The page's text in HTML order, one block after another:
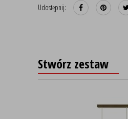
Udostępnij:
Stwórz zestaw